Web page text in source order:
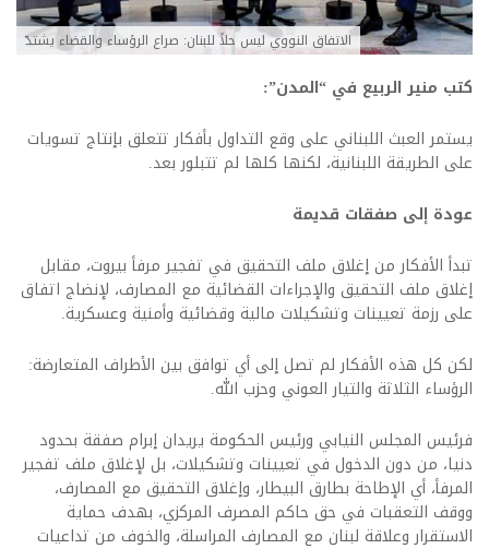
الاتفاق النووي ليس حلاً للبنان: صراع الرؤساء والقضاء يشتدّ
كتب منير الربيع في “المدن”:
يستمر العبث اللبناني على وقع التداول بأفكار تتعلق بإنتاج تسويات
على الطريقة اللبنانية، لكنها كلها لم تتبلور بعد.
عودة إلى صفقات قديمة
تبدأ الأفكار من إغلاق ملف التحقيق في تفجير مرفأ بيروت، مقابل
إغلاق ملف التحقيق والإجراءات القضائية مع المصارف، لإنضاج اتفاق
على رزمة تعيينات وتشكيلات مالية وقضائية وأمنية وعسكرية.
لكن كل هذه الأفكار لم تصل إلى أي توافق بين الأطراف المتعارضة:
الرؤساء الثلاثة والتيار العوني وحزب الله.
فرئيس المجلس النيابي ورئيس الحكومة يريدان إبرام صفقة بحدود
دنيا، من دون الدخول في تعيينات وتشكيلات، بل لإغلاق ملف تفجير
المرفأ، أي الإطاحة بطارق البيطار، وإغلاق التحقيق مع المصارف،
ووقف التعقبات في حق حاكم المصرف المركزي، بهدف حماية
الاستقرار وعلاقة لبنان مع المصارف المراسلة، والخوف من تداعيات